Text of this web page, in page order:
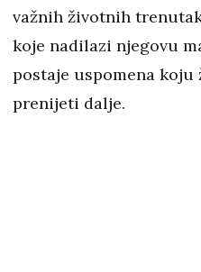
važnih životnih
koje nadilazi njegovu
postaje uspomena
prenijeti dalje.